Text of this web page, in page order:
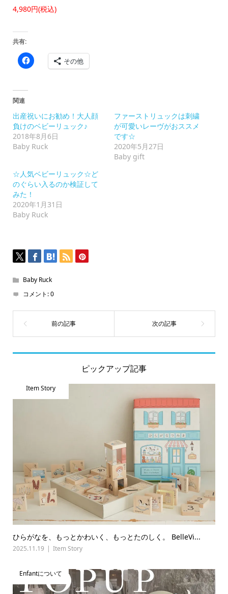
4,980円(税込)
共有:
Facebook
で
ク
リ
ッ
ク
し
て
く
い
(新
し
い
ウ
ィ
ン
ド
ま
す)
その他
関連
出産祝いにお勧め！大人顔
負けのベビーリュック♪
2018年8月6日
Baby Ruck
ファーストリュックは刺繍
が可愛いレーヴがおススメ
です☆
2020年5月27日
Baby gift
☆人気ベビーリュック☆ど
のぐらい入るのか検証して
みた！
2020年1月31日
Baby Ruck
Baby Ruck
コメント:0
ピックアップ記事
Item Story
ひらがなを、もっとかわいく、もっとたのしく。 BelleVi...
2025.11.19 Item Story
Enfantについて